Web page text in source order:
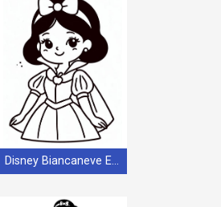
Disney Biancaneve E I Sette Nani